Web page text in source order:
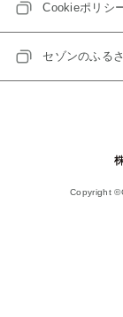
Cookieポリシ
セゾンのふる
Copyright